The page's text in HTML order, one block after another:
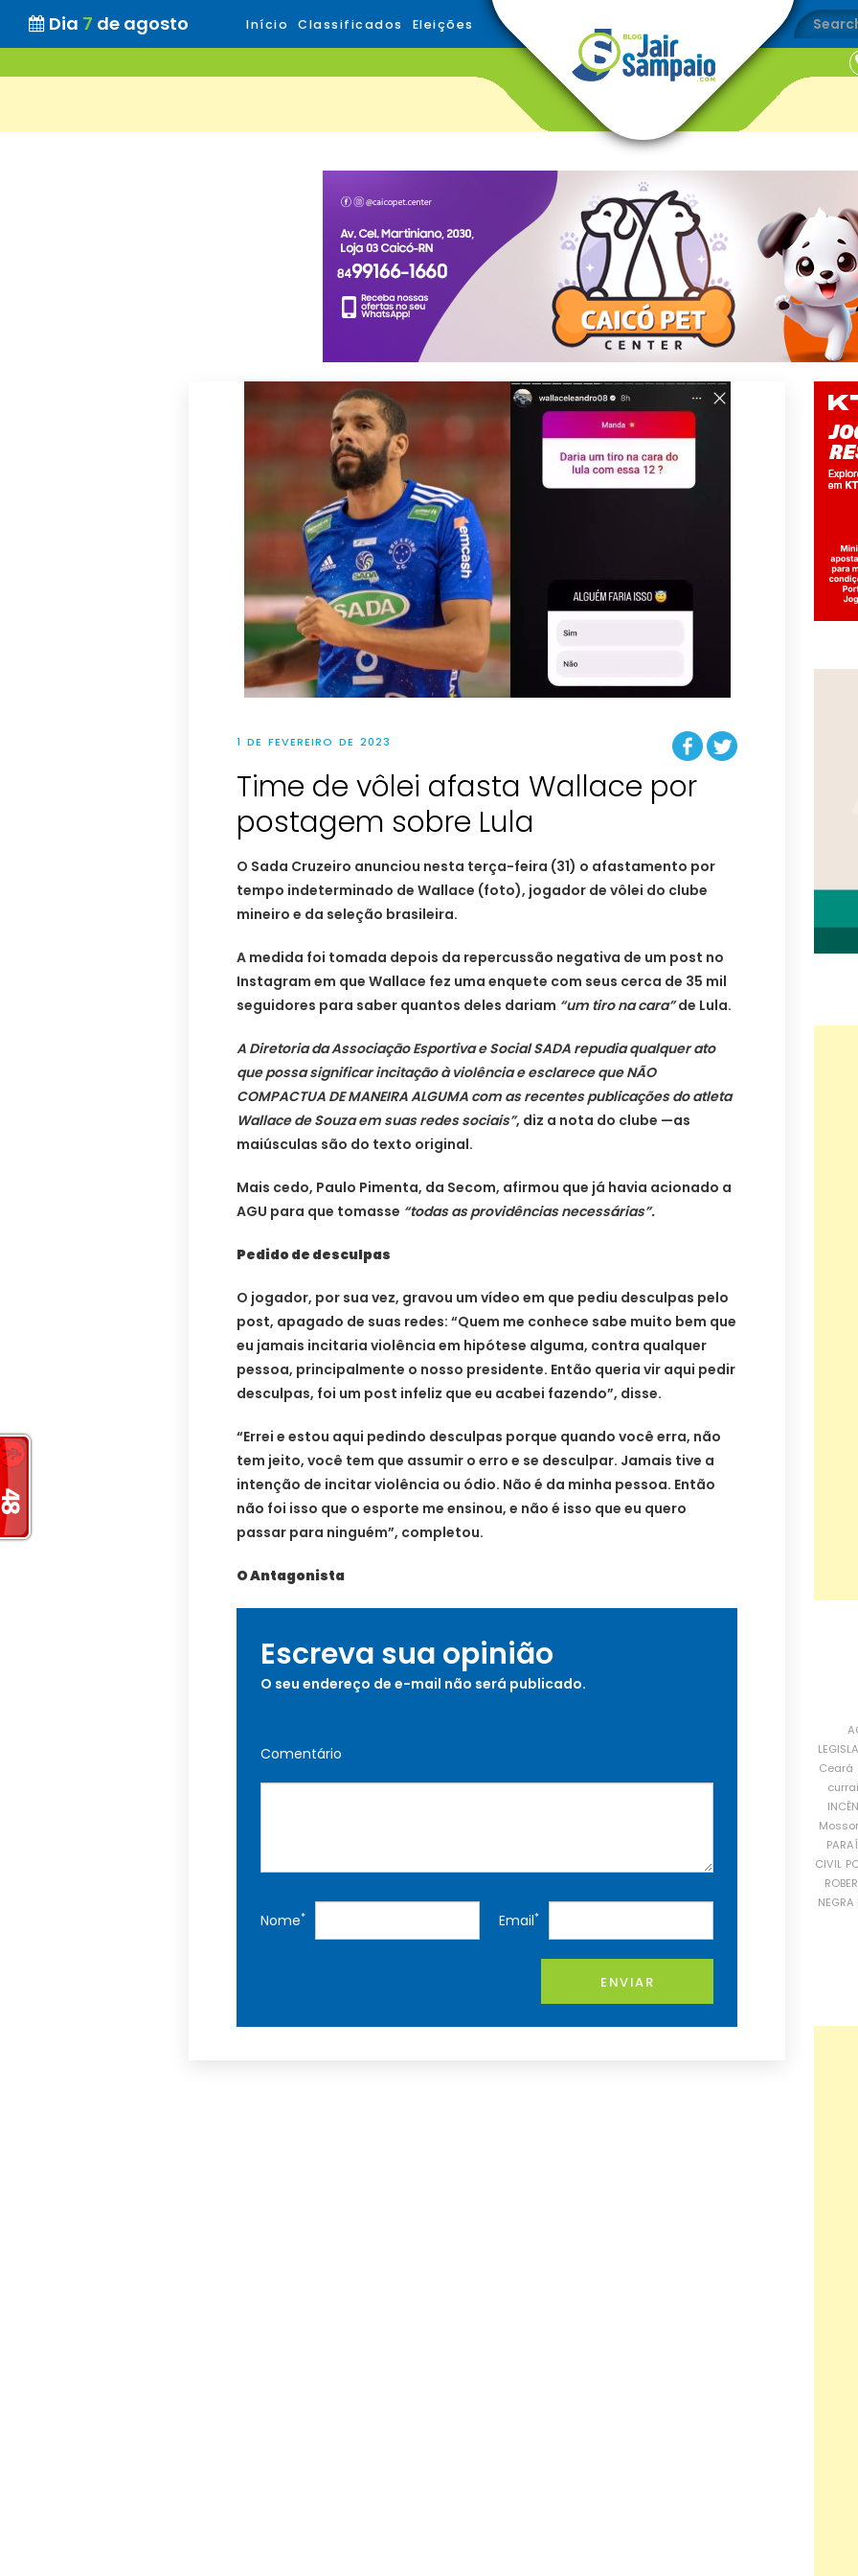
Dia 7 de agosto Início Classificados Eleições
1 DE FEVEREIRO DE 2023
Time de vôlei afasta Wallace por
postagem sobre Lula
O Sada Cruzeiro anunciou nesta terça-feira (31) o afastamento por
tempo indeterminado de Wallace (foto), jogador de vôlei do clube
mineiro e da seleção brasileira.
A medida foi tomada depois da repercussão negativa de um post no
Instagram em que Wallace fez uma enquete com seus cerca de 35 mil
seguidores para saber quantos deles dariam “um tiro na cara”de Lula.
A Diretoria da Associação Esportiva e Social SADA repudia qualquer ato
que possa significar incitação à violência e esclarece que NÃO
COMPACTUA DE MANEIRA ALGUMA com as recentes publicações do atleta
Wallace de Souza em suas redes sociais”, diz a nota do clube —as
maiúsculas são do texto original.
Mais cedo, Paulo Pimenta, da Secom, afirmou que já havia acionado a
AGU para que tomasse “todas as providências necessárias”.
Pedido de desculpas
O jogador, por sua vez, gravou um vídeo em que pediu desculpas pelo
post, apagado de suas redes: “Quem me conhece sabe muito bem que
eu jamais incitaria violência em hipótese alguma, contra qualquer
pessoa, principalmente o nosso presidente. Então queria vir aqui pedir
desculpas, foi um post infeliz que eu acabei fazendo”, disse.
“Errei e estou aqui pedindo desculpas porque quando você erra, não
tem jeito, você tem que assumir o erro e se desculpar. Jamais tive a
intenção de incitar violência ou ódio. Não é da minha pessoa. Então
não foi isso que o esporte me ensinou, e não é isso que eu quero
passar para ninguém”, completou.
O Antagonista
Escreva sua opinião
O seu endereço de e-mail não será publicado.
Comentário
Nome* Email*
ENVIAR
Ceará
CIVIL
NEGRA